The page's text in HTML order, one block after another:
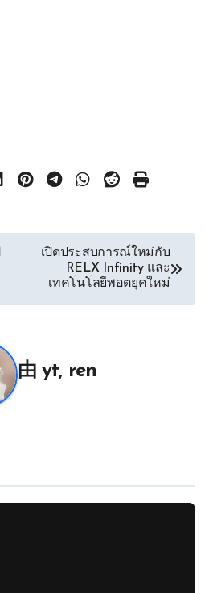
เปิดประสบการณ์ใหม่กับ
RELX Infinity และ
เทคโนโลยีพอตยุคใหม่
由yt, ren